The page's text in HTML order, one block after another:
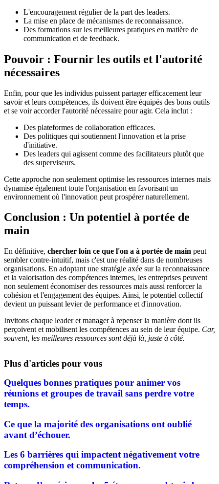
L'encouragement régulier de la part des leaders.
La mise en place de mécanismes de reconnaissance.
Des formations sur les meilleures pratiques en matière de
communication et de feedback.
Pouvoir : Fournir les outils et l'autorité
nécessaires
Enfin, pour que les individus puissent partager efficacement leur
savoir et leurs compétences, ils doivent être équipés des bons outils
et se voir accorder l'autorité nécessaire pour agir. Cela inclut :
Des plateformes de collaboration efficaces.
Des politiques qui soutiennent l'innovation et la prise
d'initiative.
Des leaders qui agissent comme des facilitateurs plutôt que
des superviseurs.
Cette approche non seulement optimise les ressources internes mais
dynamise également toute l'organisation en favorisant un
environnement où l'innovation peut prospérer naturellement.
Conclusion : Un potentiel à portée de
main
En définitive, chercher loin ce que l'on a à portée de main peut
sembler contre-intuitif, mais c'est une réalité dans de nombreuses
organisations. En adoptant une stratégie axée sur la reconnaissance
et la valorisation des compétences internes, les entreprises peuvent
non seulement économiser des ressources mais aussi renforcer la
cohésion et l'engagement des équipes. Ainsi, le potentiel collectif
devient un puissant levier de performance et d'innovation.
Invitons chaque leader et manager à repenser la manière dont ils
perçoivent et mobilisent les compétences au sein de leur équipe. Car,
souvent, les meilleures ressources sont déjà là, juste à côté.
Plus d'articles pour vous
Quelques bonnes pratiques pour animer vos
réunions et groupes de travail sans perdre votre
temps.
Ce que la majorité des organisations ont oublié
avant d’échouer.
Les 6 barrières qui impactent négativement votre
compréhension et communication.